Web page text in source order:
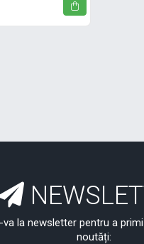
la newsletter pentru a
noutăți: